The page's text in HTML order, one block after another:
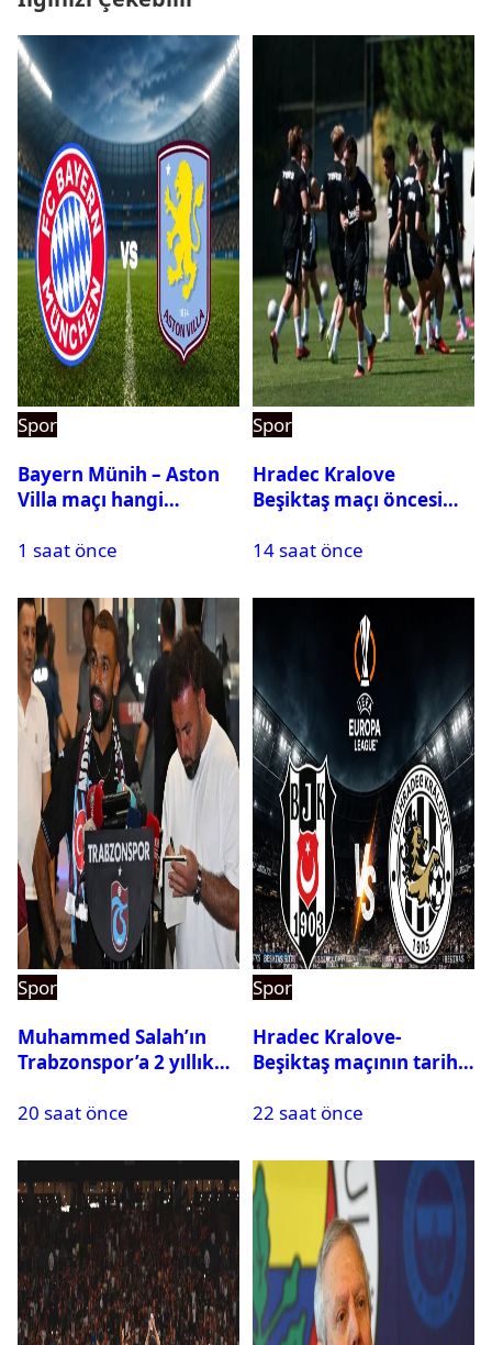
Spor
Bayern Münih – Aston
Villa maçı hangi
saat kaçta oynanacak?
1 saat önce
Spor
Hradec Kralove
Beşiktaş maçı öncesi
Siyah-Beyazlıların 11’i
14 saat önce
Spor
Muhammed Salah’ın
Trabzonspor’a 2 yıllık
20 saat önce
Spor
Hradec Kralove-
Beşiktaş maçının tarihi
22 saat önce